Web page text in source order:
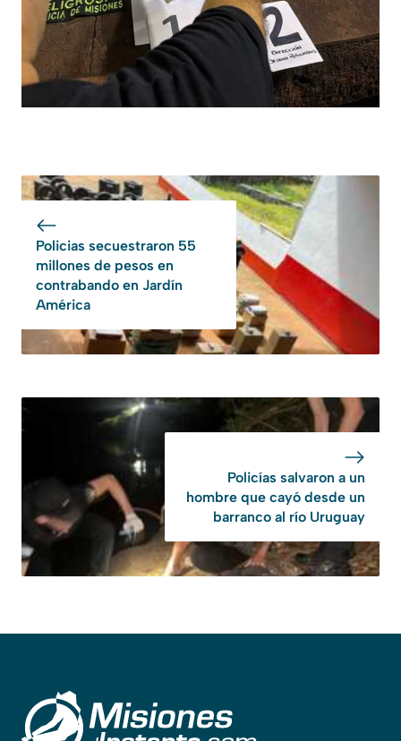
Policias secuestraron 55
millones de pesos en
contrabando en Jardín
América
Policías salvaron a un
hombre que cayó desde un
barranco al río Uruguay